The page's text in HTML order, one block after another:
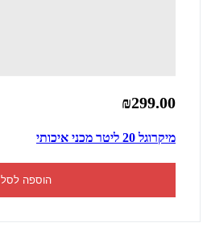
₪299.00
מיקרוגל 20 ליטר מכני איכותי
הוספה לסל